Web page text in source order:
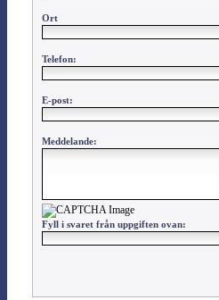
Ort
Telefon:
E-post:
Meddelande:
Fyll i svaret från uppgiften ovan: